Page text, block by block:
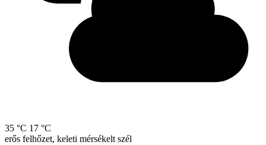
35 °C 17 °C
erős felhőzet, keleti mérsékelt szél